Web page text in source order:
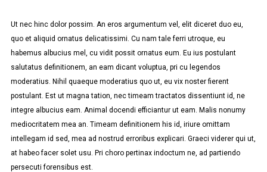
Ut nec hinc dolor possim. An eros argumentum vel, elit diceret duo eu,
quo et aliquid ornatus delicatissimi. Cu nam tale ferri utroque, eu
habemus albucius mel, cu vidit possit ornatus eum. Eu ius postulant
salutatus definitionem, an eam dicant voluptua, pri cu legendos
moderatius. Nihil quaeque moderatius quo ut, eu vix noster fierent
postulant. Est ut magna tation, nec timeam tractatos dissentiunt id, ne
integre albucius eam. Animal docendi efficiantur ut eam. Malis nonumy
mediocritatem mea an. Timeam definitionem his id, iriure omittam
intellegam id sed, mea ad nostrud erroribus explicari. Graeci viderer qui ut,
at habeo facer solet usu. Pri choro pertinax indoctum ne, ad partiendo
persecuti forensibus est.